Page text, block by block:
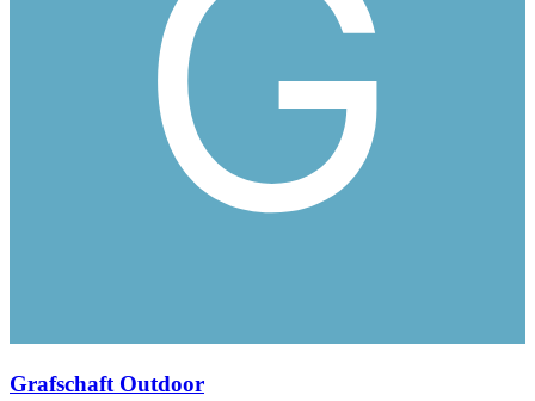
Grafschaft Outdoor